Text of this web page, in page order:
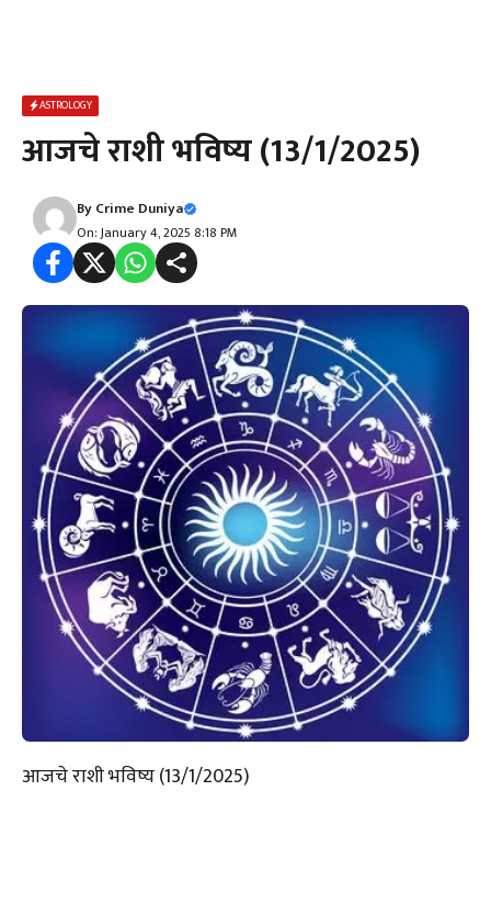
ASTROLOGY
आजचे राशी भविष्य (13/1/2025)
ByCrime Duniya
On: January 4, 2025 8:18 PM
आजचे राशी भविष्य (13/1/2025)